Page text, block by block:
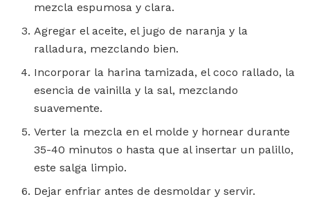
mezcla espumosa y clara.
Agregar el aceite, el jugo de naranja y la
ralladura, mezclando bien.
Incorporar la harina tamizada, el coco rallado, la
esencia de vainilla y la sal, mezclando
suavemente.
Verter la mezcla en el molde y hornear durante
35-40 minutos o hasta que al insertar un palillo,
este salga limpio.
Dejar enfriar antes de desmoldar y servir.